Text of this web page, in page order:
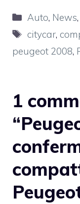
Categorie
Auto, News,
Tag
citycar,
peugeot 2008,
1